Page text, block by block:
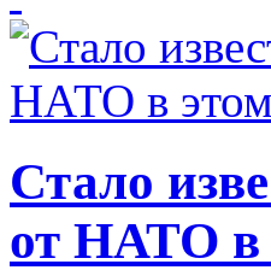
Стало
от НАТО в